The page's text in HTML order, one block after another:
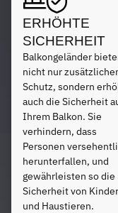
ERHÖHTE
SICHERHEIT
Balkongeländer
nicht nur
Schutz, sondern
auch die Sicherheit
Ihrem Balkon. Sie
verhindern, dass
Personen
herunterfallen, und
gewährleisten so die
Sicherheit von
und Haustieren.